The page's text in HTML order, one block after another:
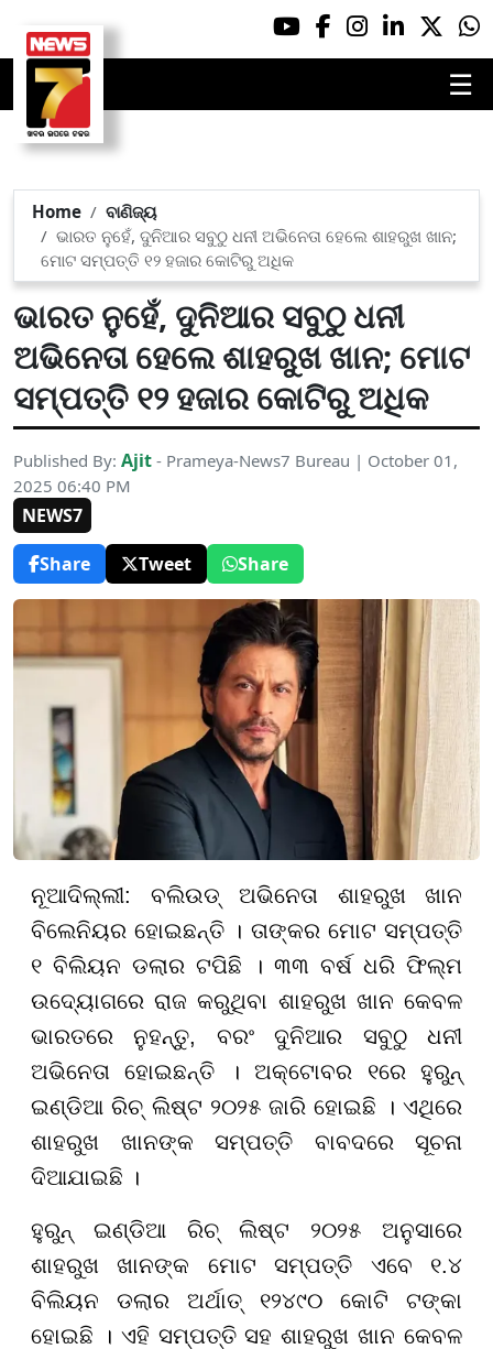
☰
Home
ବାଣିଜ୍ୟ
ଭାରତ ନୁହେଁ, ଦୁନିଆର ସବୁଠୁ ଧନୀ ଅଭିନେତା ହେଲେ ଶାହରୁଖ ଖାନ;
ମୋଟ ସମ୍ପତ୍ତି ୧୨ ହଜାର କୋଟିରୁ ଅଧିକ
ଭାରତ ନୁହେଁ, ଦୁନିଆର ସବୁଠୁ ଧନୀ
ଅଭିନେତା ହେଲେ ଶାହରୁଖ ଖାନ; ମୋଟ
ସମ୍ପତ୍ତି ୧୨ ହଜାର କୋଟିରୁ ଅଧିକ
Published By: Ajit - Prameya-News7 Bureau | October 01,
2025 06:40 PM
NEWS7
Share
Tweet Share
ନୂଆଦିଲ୍ଲୀ: ବଲିଉଡ୍ ଅଭିନେତା ଶାହରୁଖ ଖାନ
ବିଲେନିୟର ହୋଇଛନ୍ତି । ତାଙ୍କର ମୋଟ ସମ୍ପତ୍ତି
୧ ବିଲିୟନ ଡଲାର ଟପିଛି । ୩୩ ବର୍ଷ ଧରି ଫିଲ୍ମ
ଉଦ୍ୟୋଗରେ ରାଜ କରୁଥିବା ଶାହରୁଖ ଖାନ କେବଳ
ଭାରତରେ ନୁହନ୍ତୁ, ବରଂ ଦୁନିଆର ସବୁଠୁ ଧନୀ
ଅଭିନେତା ହୋଇଛନ୍ତି । ଅକ୍ଟୋବର ୧ରେ ହୁରୁନ୍
ଇଣ୍ଡିଆ ରିଚ୍ ଲିଷ୍ଟ ୨୦୨୫ ଜାରି ହୋଇଛି । ଏଥିରେ
ଶାହରୁଖ ଖାନଙ୍କ ସମ୍ପତ୍ତି ବାବଦରେ ସୂଚନା
ଦିଆଯାଇଛି ।
ହୁରୁନ୍ ଇଣ୍ଡିଆ ରିଚ୍ ଲିଷ୍ଟ ୨୦୨୫ ଅନୁସାରେ
ଶାହରୁଖ ଖାନଙ୍କ ମୋଟ ସମ୍ପତ୍ତି ଏବେ ୧.୪
ବିଲିୟନ ଡଲାର ଅର୍ଥାତ୍ ୧୨୪୯୦ କୋଟି ଟଙ୍କା
ହୋଇଛି । ଏହି ସମ୍ପତ୍ତି ସହ ଶାହରୁଖ ଖାନ କେବଳ